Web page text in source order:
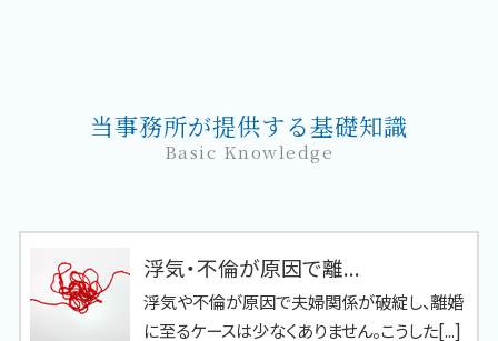
当事務所が提供する基礎知識
Basic Knowledge
浮気・不倫が原因で離...
浮気や不倫が原因で夫婦関係が破綻し、離婚
に至るケースは少なくありません。こうした[...]